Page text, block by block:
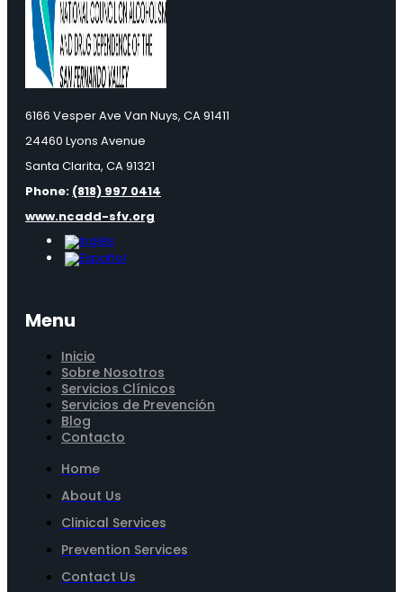
6166 Vesper Ave Van Nuys, CA 91411
24460 Lyons Avenue
Santa Clarita, CA 91321
Phone: (818) 997 0414
www.ncadd-sfv.org
Menu
Inicio
Sobre Nosotros
Servicios Clínicos
Servicios de Prevención
Blog
Contacto
Home
About Us
Clinical Services
Prevention Services
Contact Us